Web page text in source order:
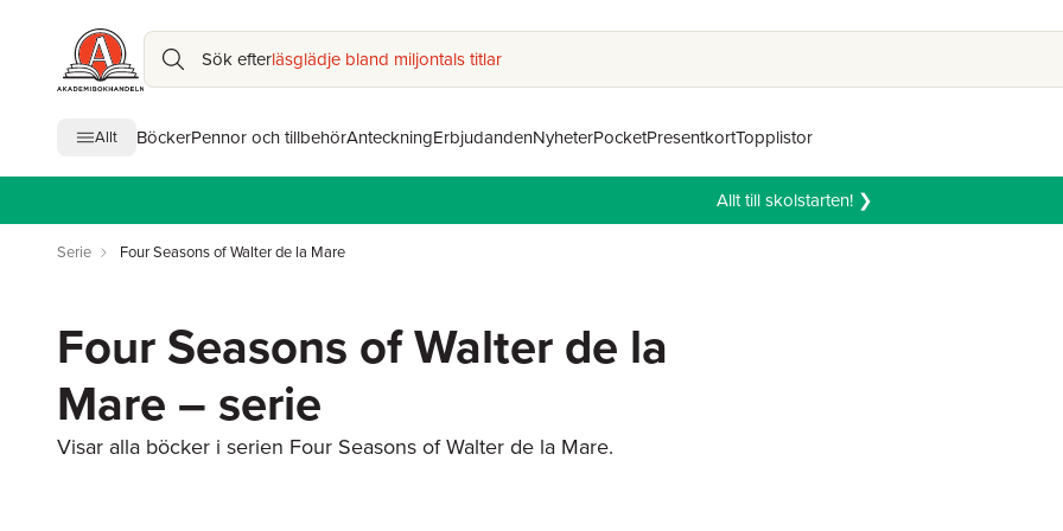
Sök efterläsglädje bland miljontals titlar
Allt BöckerPennor och tillbehörAnteckningErbjudandenNyheterPocketPresentkortTopplistor
Allt till skolstarten! ❯
Serie Four Seasons of Walter de la Mare
Four Seasons of Walter de la
Mare – serie
Visar alla böcker i serien Four Seasons of Walter de la Mare.